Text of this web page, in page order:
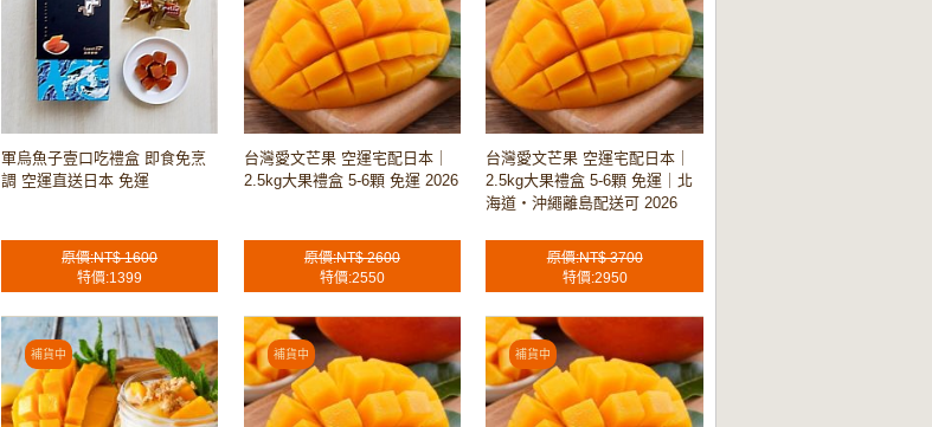
軍烏魚子壹口吃禮盒 即食免烹
調 空運直送日本 免運
原價:NT$ 1600
特價:1399
台灣愛文芒果 空運宅配日本｜
2.5kg大果禮盒 5-6顆 免運 2026
原價:NT$ 2600
特價:2550
台灣愛文芒果 空運宅配日本｜
2.5kg大果禮盒 5-6顆 免運｜北
海道・沖繩離島配送可 2026
原價:NT$ 3700
特價:2950